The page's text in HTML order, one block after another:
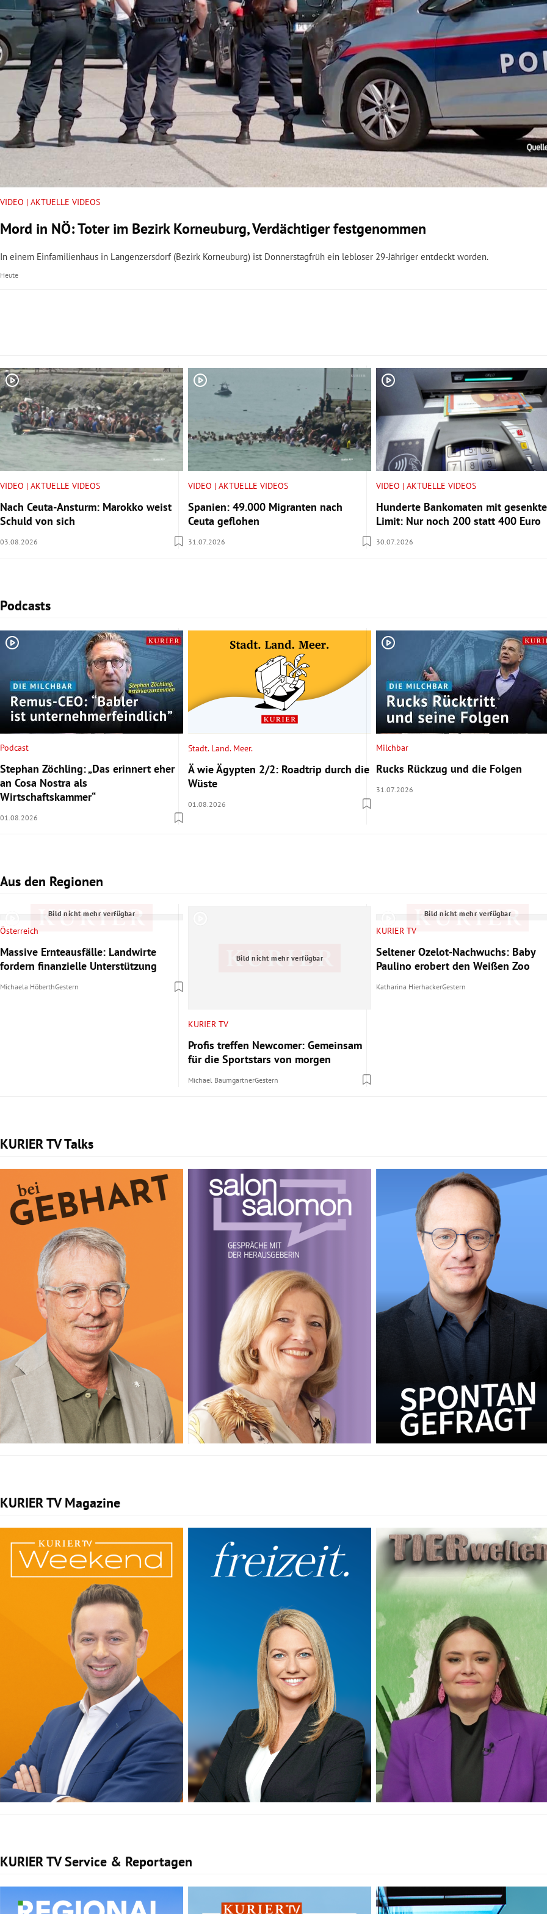
Untermenü
Untermenü
Untermenü
Untermenü
Untermenü
Untermenü
Untermenü
VIDEO | AKTUELLE VIDEOS
Mord in NÖ: Toter im Bezirk Korneuburg, Verdächtiger festgenommen
In einem Einfamilienhaus in Langenzersdorf (Bezirk Korneuburg) ist Donnerstagfrüh ein lebloser 29-Jähriger entdeckt worden.
Heute
VIDEO | AKTUELLE VIDEOS
Nach Ceuta-Ansturm: Marokko weist
Schuld von sich
03.08.2026
VIDEO | AKTUELLE VIDEOS
Spanien: 49.000 Migranten nach
Ceuta geflohen
31.07.2026
VIDEO | AKTUELLE VIDEOS
Hunderte Bankomaten mit
Limit: Nur noch 200 statt 400 Euro
30.07.2026
Podcasts
Slide 1 von 2
Podcast
Stephan Zöchling: „Das erinnert eher
an Cosa Nostra als
Wirtschaftskammer“
01.08.2026
Stadt. Land. Meer.
Ä wie Ägypten 2/2: Roadtrip durch die
Wüste
01.08.2026
Milchbar
Rucks Rückzug und die Folgen
31.07.2026
Aus den Regionen
Slide 1 von 2
Bild nicht mehr verfügbar
Österreich
Massive Ernteausfälle: Landwirte
fordern finanzielle Unterstützung
Michaela HöberthGestern
Bild nicht mehr verfügbar
KURIER TV
Profis treffen Newcomer: Gemeinsam
für die Sportstars von morgen
Michael BaumgartnerGestern
Bild nicht mehr verfügbar
KURIER TV
Seltener Ozelot-Nachwuchs: Baby
Paulino erobert den Weißen Zoo
Katharina HierhackerGestern
KURIER TV Talks
Slide 1 von 2
KURIER TV Magazine
Slide 1 von 2
KURIER TV Service & Reportagen
Slide 1 von 1